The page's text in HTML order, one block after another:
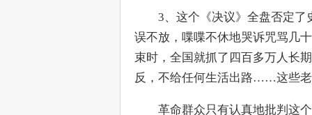
3、这个《决议》全盘否定了
误不放，喋喋不休地哭诉咒骂几
束时，全国就抓了四百多万人长
反，不给任何生活出路……这些
革命群众只有认真地批判这个